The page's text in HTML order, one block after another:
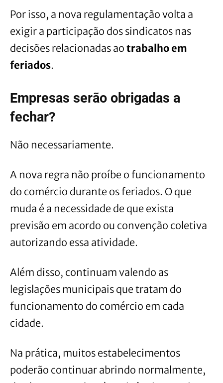
Por isso, a nova regulamentação volta a
exigir a participação dos sindicatos nas
decisões relacionadas ao trabalho em
feriados.
Empresas serão obrigadas a
fechar?
Não necessariamente.
A nova regra não proíbe o funcionamento
do comércio durante os feriados. O que
muda é a necessidade de que exista
previsão em acordo ou convenção coletiva
autorizando essa atividade.
Além disso, continuam valendo as
legislações municipais que tratam do
funcionamento do comércio em cada
cidade.
Na prática, muitos estabelecimentos
poderão continuar abrindo normalmente,